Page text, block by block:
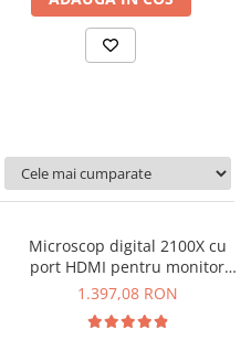
Microscop digital 2100X cu
port HDMI pentru monitor
extern, Hayear HY-2070
1.397,08 RON